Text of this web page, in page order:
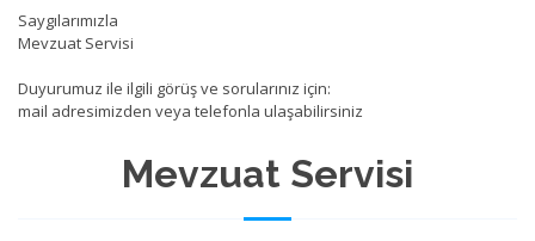
Mevzuat Servisi
Saygılarımızla
Mevzuat Servisi
Duyurumuz ile ilgili görüş ve sorularınız için:
mail adresimizden veya telefonla ulaşabilirsiniz